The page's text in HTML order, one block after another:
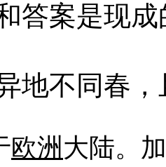
案是现成
不同春，
欧洲大陆。